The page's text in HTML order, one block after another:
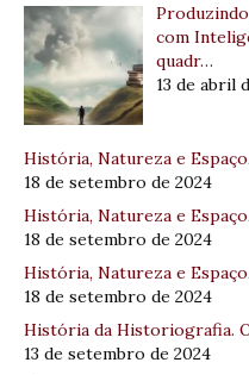
com
quadr…
13 de abril
História, Natureza e
18 de setembro de 2024
História, Natureza e
18 de setembro de 2024
História, Natureza e Espaço.
18 de setembro de 2024
História da Historiografia.
13 de setembro de 2024